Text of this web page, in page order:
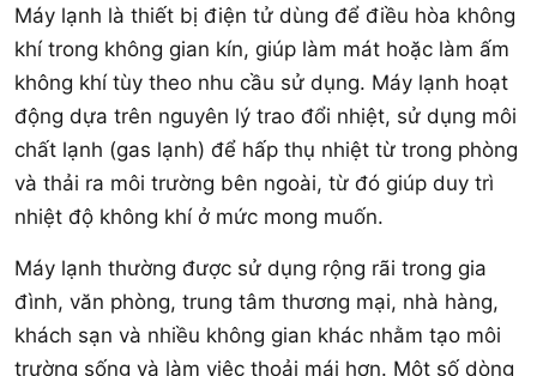
Máy lạnh là thiết bị điện tử dùng để điều hòa không
khí trong không gian kín, giúp làm mát hoặc làm ấm
không khí tùy theo nhu cầu sử dụng. Máy lạnh hoạt
động dựa trên nguyên lý trao đổi nhiệt, sử dụng môi
chất lạnh (gas lạnh) để hấp thụ nhiệt từ trong phòng
và thải ra môi trường bên ngoài, từ đó giúp duy trì
nhiệt độ không khí ở mức mong muốn.
Máy lạnh thường được sử dụng rộng rãi trong gia
đình, văn phòng, trung tâm thương mại, nhà hàng,
khách sạn và nhiều không gian khác nhằm tạo môi
trường sống và làm việc thoải mái hơn. Một số dòng